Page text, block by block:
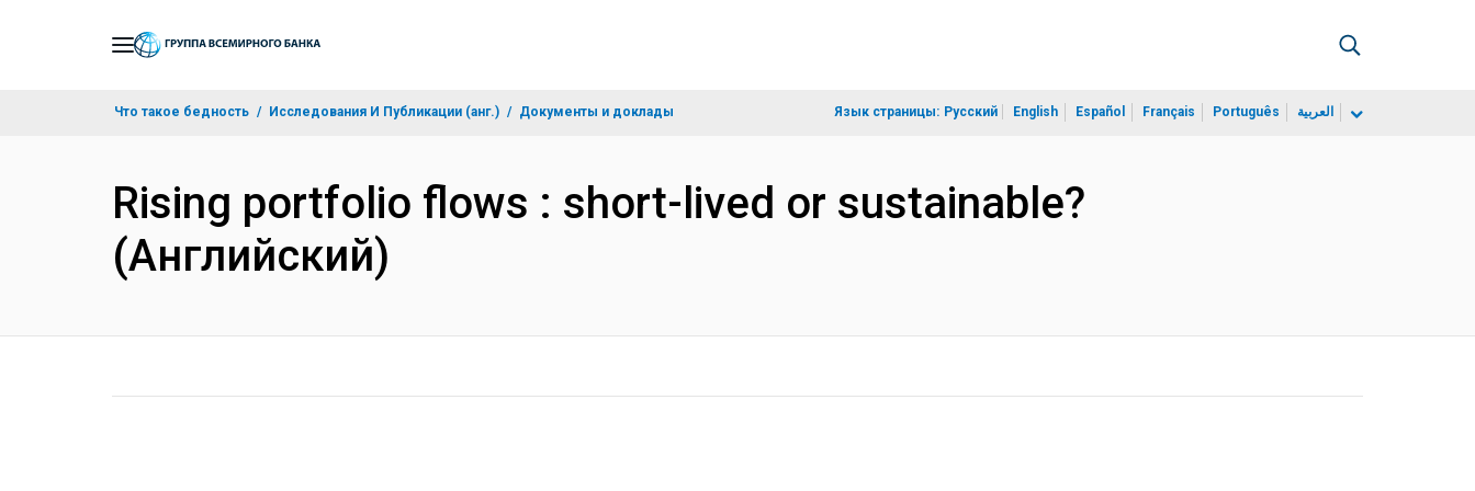
Что такое бедность Исследования И Публикации (анг.) Документы и доклады Язык страницы: Русский English Español Français Português العربية
Rising portfolio flows : short-lived or sustainable?
(Английский)